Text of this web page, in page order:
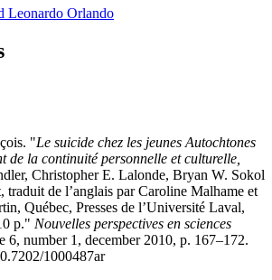
Leonardo Orlando
"Le suicide chez les jeunes Autochtones
de la continuité personnelle et culturelle,
Christopher E. Lalonde, Bryan W. Sokol
traduit de l’anglais par Caroline Malhame et
Québec, Presses de l’Université Laval,
p." Nouvelles perspectives en sciences
6, number 1, december 2010, p. 167–172.
1000487ar